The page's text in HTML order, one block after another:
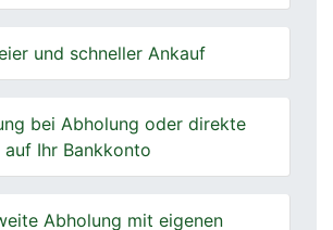
und schneller Ankauf
bei Abholung oder direkte
auf Ihr Bankkonto
Abholung mit eigenen